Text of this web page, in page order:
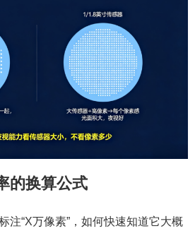
的换算公式
注“X万像素”，如何快速知道它大概